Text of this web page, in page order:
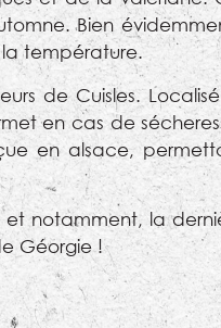
Bien
la température.
de Cuisles.
en cas de
en alsace,
notamment, la
Géorgie !